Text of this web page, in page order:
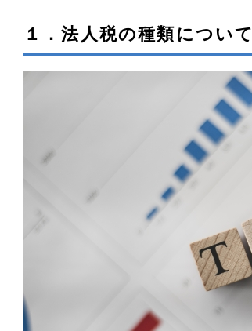
１．法人税の種類について